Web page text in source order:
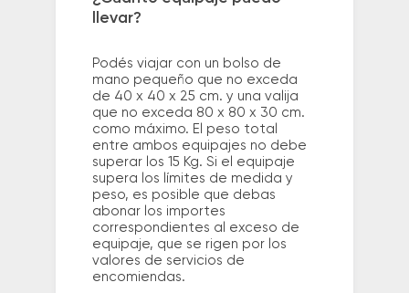
llevar?
Podés viajar con un bolso de
mano pequeño que no exceda
de 40 x 40 x 25 cm. y una valija
que no exceda 80 x 80 x 30 cm.
como máximo. El peso total
entre ambos equipajes no debe
superar los 15 Kg. Si el equipaje
supera los límites de medida y
peso, es posible que debas
abonar los importes
correspondientes al exceso de
equipaje, que se rigen por los
valores de servicios de
encomiendas.